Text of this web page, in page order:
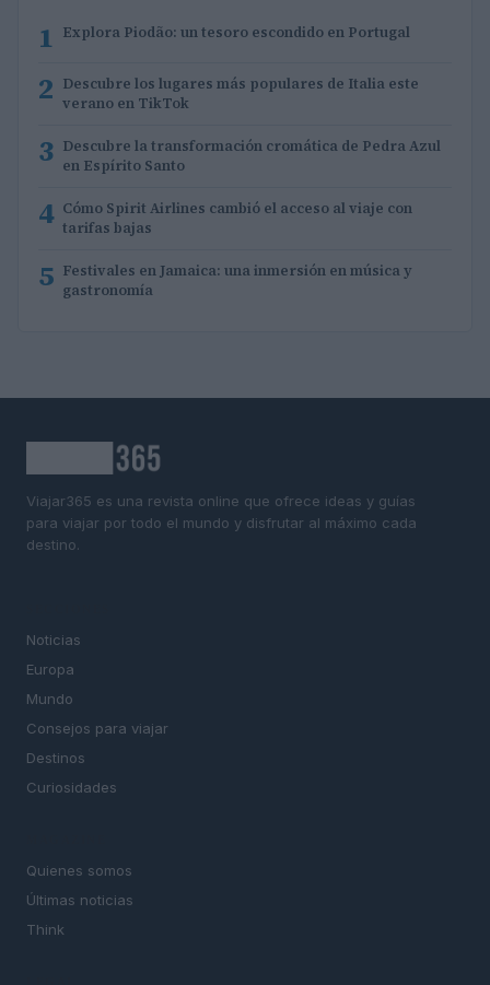
1 Explora Piodão: un tesoro escondido en Portugal
2 Descubre los lugares más populares de Italia este
verano en TikTok
3 Descubre la transformación cromática de Pedra Azul
en Espírito Santo
4 Cómo Spirit Airlines cambió el acceso al viaje con
tarifas bajas
5 Festivales en Jamaica: una inmersión en música y
gastronomía
Viajar365 es una revista online que ofrece ideas y guías
para viajar por todo el mundo y disfrutar al máximo cada
destino.
Noticias
Europa
Mundo
Consejos para viajar
Destinos
Curiosidades
Quienes somos
Últimas noticias
Think